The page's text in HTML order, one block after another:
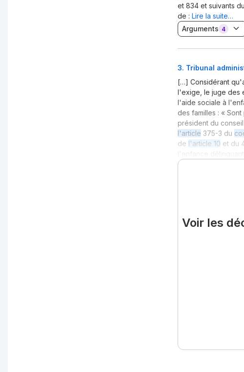
et 834 et suivants
de : Lire la suite…
Arguments 4
3. Tribunal
[…] Considérant
l'exige, le juge des
l'aide sociale à
des familles : «
président du
l'article 375-3 du
de l'article 10 et du
l'enfance
Voir les